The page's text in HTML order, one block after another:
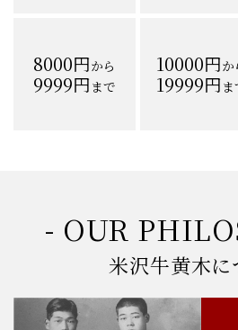
8000円から
9999円まで
10000円か
19999円ま
- OUR
米沢牛黄木に